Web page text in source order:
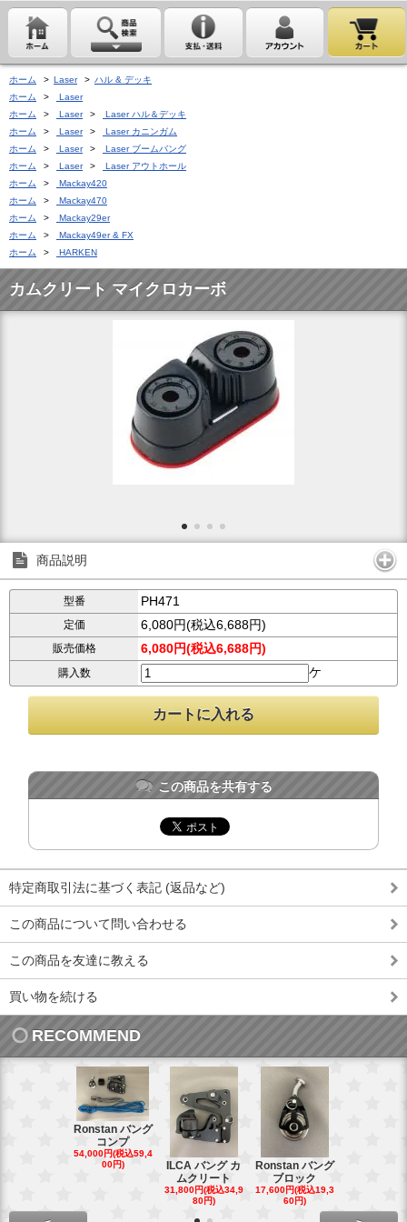
ホーム > Laser > ハル & デッキ
ホーム
>
Laser
ホーム
> Laser >
Laser ハル＆デッキ
ホーム
> Laser >
Laser カニンガム
ホーム
> Laser >
Laser ブームバング
ホーム
> Laser >
Laser アウトホール
ホーム
>
Mackay420
ホーム
>
Mackay470
ホーム
>
Mackay29er
ホーム
>
Mackay49er & FX
ホーム
> HARKEN
カムクリート マイクロカーボ
商品説明
型番 PH471
定価 6,080円(税込6,688円)
販売価格 6,080円(税込6,688円)
購入数 ケ
この商品を共有する
特定商取引法に基づく表記 (返品など)
この商品について問い合わせる
この商品を友達に教える
買い物を続ける
RECOMMEND
Ronstan バング
コンプ
54,000円(税込59,4
00円)
ILCA バング カ
ムクリート
31,800円(税込34,9
80円)
Ronstan バング
ブロック
17,600円(税込19,3
60円)